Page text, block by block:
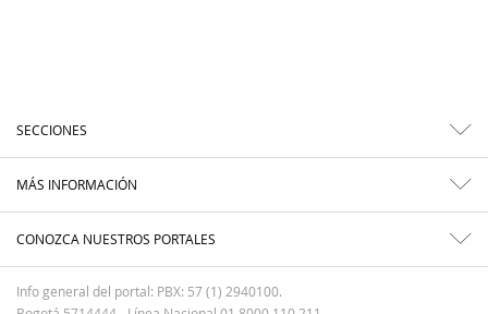
SECCIONES
MÁS INFORMACIÓN
CONOZCA NUESTROS PORTALES
Info general del portal: PBX: 57 (1) 2940100.